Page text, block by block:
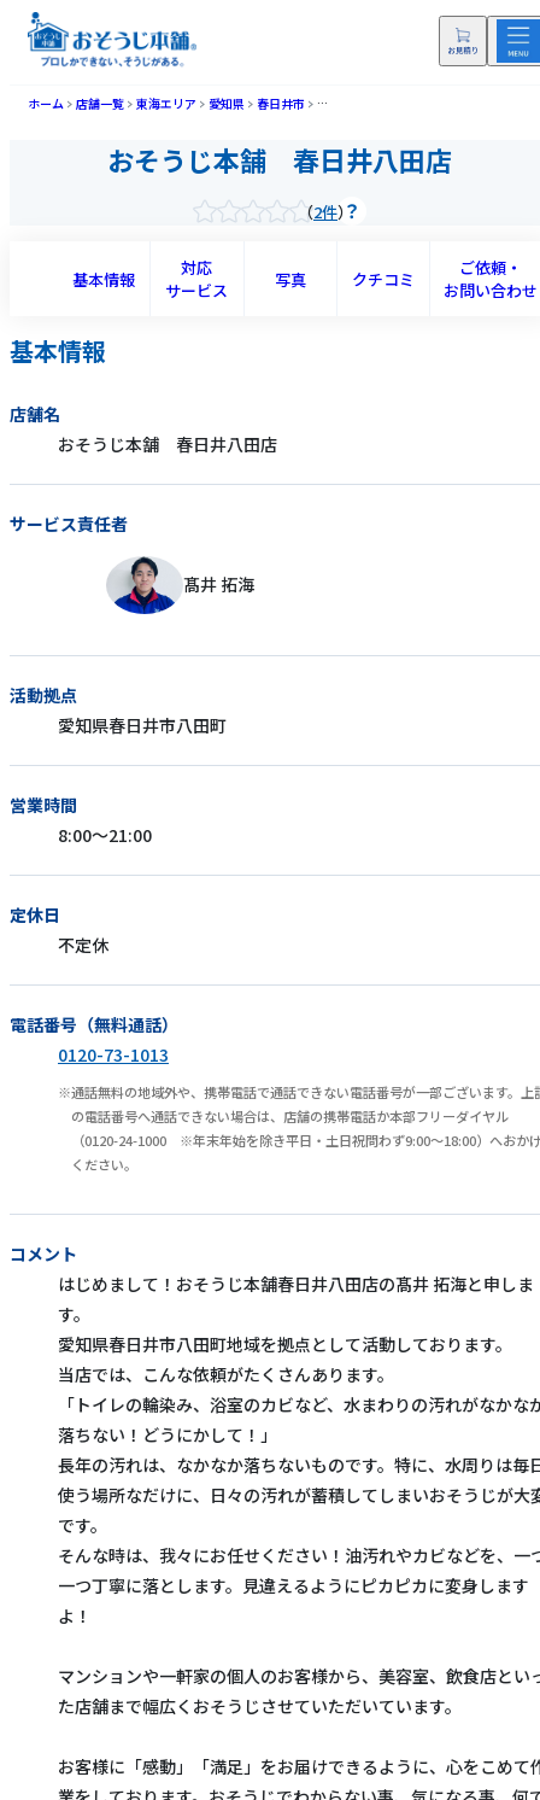
ホーム 店舗一覧 東海エリア 愛知県 春日井市 おそうじ本舗 春日井八田店(カスガイ
おそうじ本舗 春日井八田店
2件
基本情報
対応
サービス
写真 クチコミ
ご依頼・
お問い合わせ
基本情報
店舗名
おそうじ本舗 春日井八田店
サービス責任者
髙井 拓海
活動拠点
愛知県春日井市八田町
営業時間
8:00～21:00
定休日
不定休
電話番号（無料通話）
0120-73-1013
通話無料の地域外や、携帯電話で通話できない電話番号が一部ございます。上
の電話番号へ通話できない場合は、店舗の携帯電話か本部フリーダイヤル
（0120-24-1000 ※年末年始を除き平日・土日祝問わず9:00～18:00）へおか
ください。
コメント
はじめまして！おそうじ本舗春日井八田店の髙井 拓海と申しま
す。
愛知県春日井市八田町地域を拠点として活動しております。
当店では、こんな依頼がたくさんあります。
「トイレの輪染み、浴室のカビなど、水まわりの汚れがなかな
落ちない！どうにかして！」
長年の汚れは、なかなか落ちないものです。特に、水周りは毎
使う場所なだけに、日々の汚れが蓄積してしまいおそうじが大
です。
そんな時は、我々にお任せください！油汚れやカビなどを、一
一つ丁寧に落とします。見違えるようにピカピカに変身します
よ！
マンションや一軒家の個人のお客様から、美容室、飲食店とい
た店舗まで幅広くおそうじさせていただいています。
お客様に「感動」「満足」をお届けできるように、心をこめて